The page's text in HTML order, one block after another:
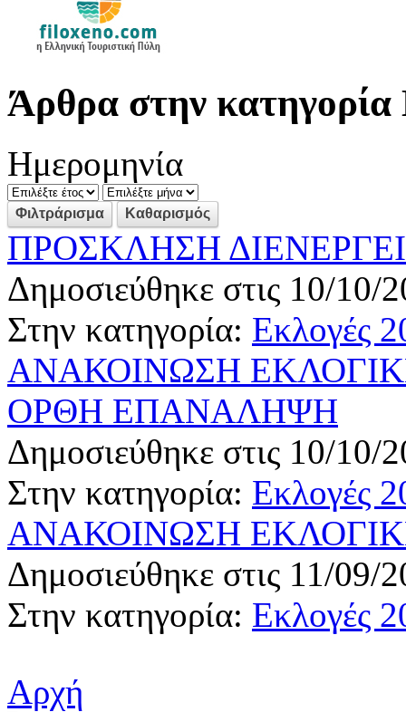
Άρθρα στην κατηγορία
Ημερομηνία
ΠΡΟΣΚΛΗΣΗ
Δημοσιεύθηκε στις 10/10/
Στην κατηγορία: Εκλογές
ΑΝΑΚΟΙΝΩΣΗ
ΟΡΘΗ ΕΠΑΝΑΛΗΨΗ
Δημοσιεύθηκε στις 10/10/
Στην κατηγορία: Εκλογές
ΑΝΑΚΟΙΝΩΣΗ
Δημοσιεύθηκε στις 11/09/
Στην κατηγορία: Εκλογές
Αρχή